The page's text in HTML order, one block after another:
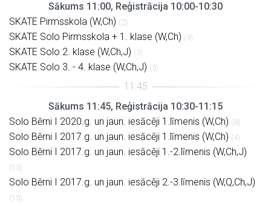
Sākums 11:00, Reģistrācija 10:00-10:30
SKATE Pirmsskola (W,Ch) (2)
SKATE Solo Pirmsskola + 1. klase (W,Ch) (9)
SKATE Solo 2. klase (W,Ch,J) (3)
SKATE Solo 3. - 4. klase (W,Ch,J) (5)
Sākums 11:45, Reģistrācija 10:30-11:15
Solo Bērni I 2020.g. un jaun. iesācēji 1.līmenis (W,Ch) (8)
Solo Bērni I 2017.g. un jaun. iesācēji 1.līmenis (W,Ch) (4)
Solo Bērni I 2017.g. un jaun. iesācēji 1.-2.līmenis (W,Ch,J)
(13)
Solo Bērni I 2017.g. un jaun. iesācēji 2.-3.līmenis (W,Q,Ch,J)
(15)